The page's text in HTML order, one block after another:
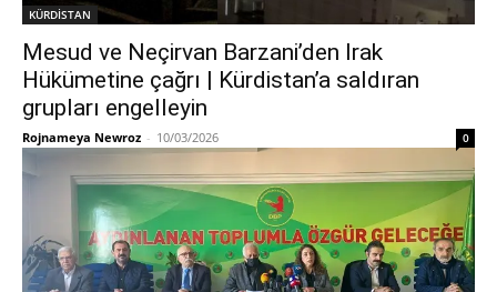
KÜRDİSTAN
Mesud ve Neçirvan Barzani’den Irak
Hükümetine çağrı | Kürdistan’a saldıran
grupları engelleyin
Rojnameya Newroz - 10/03/2026 0